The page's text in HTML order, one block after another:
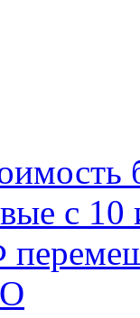
с 10